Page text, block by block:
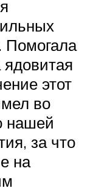
Помогала
ядовитая
этот
во
нашей
за что
на